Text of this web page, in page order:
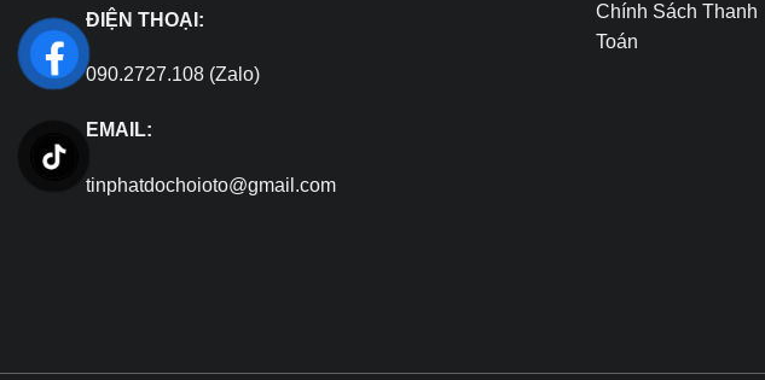
ĐIỆN THOẠI:
090.2727.108 (Zalo)
EMAIL:
tinphatdochoioto@gmail.com
Chính Sách Thanh
Toán